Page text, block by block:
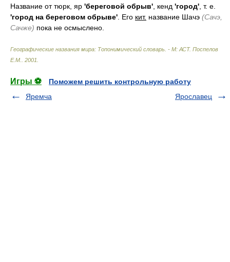
Название от тюрк, яр 'береговой обрыв' , кенд 'город' , т. е.
'город на береговом обрыве' . Его кит. название Шачэ (Сачэ,
Сачже) пока не осмыслено.
Географические названия мира: Топонимический словарь. - М: АСТ. Поспелов
Е.М.
2001
Игры ⚽
Поможем решить контрольную работу
Яремча
Ярославец